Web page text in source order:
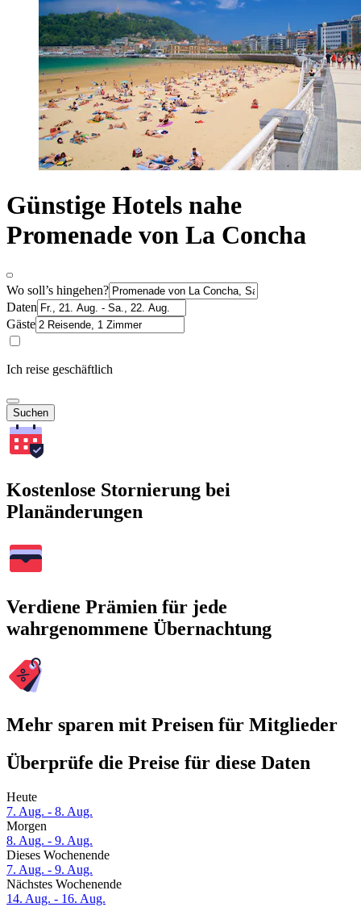
Günstige Hotels nahe
Promenade von La Concha
Wo soll’s hingehen?
Daten
Gäste
Ich reise geschäftlich
Suchen
Kostenlose Stornierung bei
Planänderungen
Verdiene Prämien für jede
wahrgenommene Übernachtung
Mehr sparen mit Preisen für Mitglieder
Überprüfe die Preise für diese Daten
Heute
7. Aug. - 8. Aug.
Morgen
8. Aug. - 9. Aug.
Dieses Wochenende
7. Aug. - 9. Aug.
Nächstes Wochenende
14. Aug. - 16. Aug.